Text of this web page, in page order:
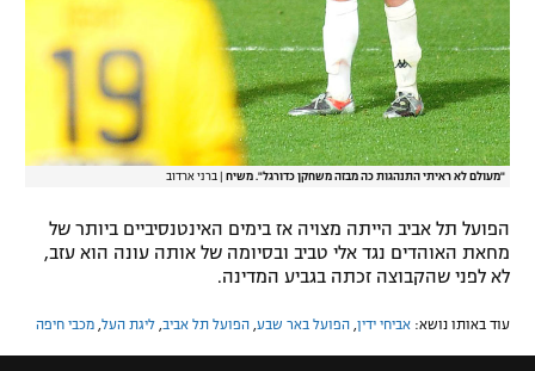
"מעולם לא ראיתי התנהגות כה מבזה משחקן כדורגל". משיח ברני ארדוב
הפועל תל אביב הייתה מצויה אז בימים האינטנסיביים ביותר של
מחאת האוהדים נגד אלי טביב ובסיומה של אותה עונה הוא עזב,
לא לפני שהקבוצה זכתה בגביע המדינה.
עוד באותו נושא: אביחי ידין הפועל באר שבע הפועל תל אביב ליגת העל מכבי חיפה